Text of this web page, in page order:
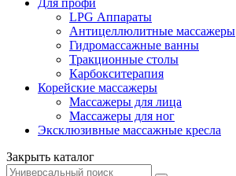
LPG Аппараты
Антицеллюлитные массажеры
Гидромассажные ванны
Тракционные столы
Карбокситерапия
Корейские массажеры
Массажеры для лица
Массажеры для ног
Эксклюзивные массажные кресла
Закрыть каталог